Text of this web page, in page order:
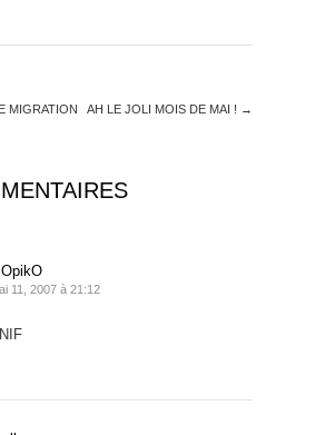
MIGRATION AH LE JOLI MOIS DE MAI ! →
11, 2007 à 21:12